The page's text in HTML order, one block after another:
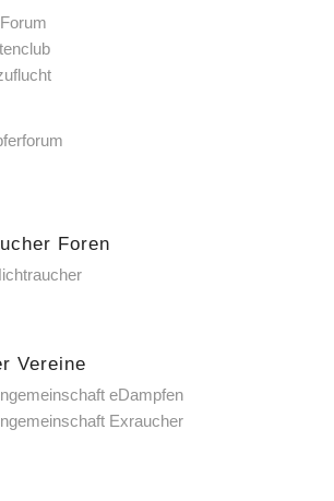
Foren
Vereine
eDampfen
Exraucher